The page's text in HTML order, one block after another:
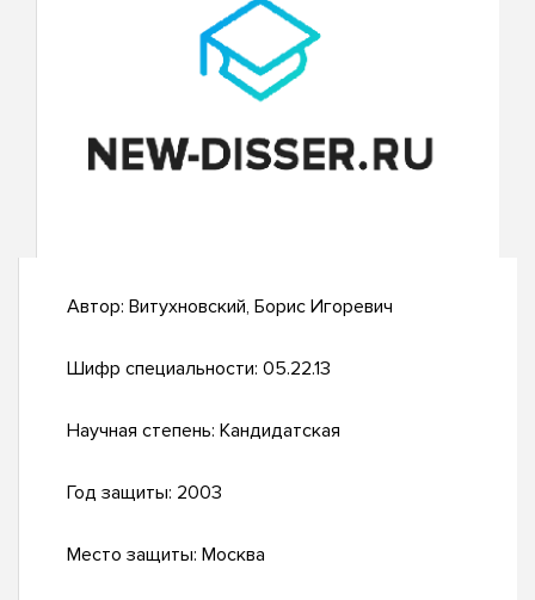
Автор: Витухновский, Борис Игоревич
Шифр специальности: 05.22.13
Научная степень: Кандидатская
Год защиты: 2003
Место защиты: Москва